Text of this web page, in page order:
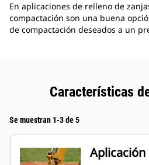
En aplicaciones de relleno de
compactación son una buena
de compactación deseados a un
Características
Se muestran 1-3 de 5
Aplicación